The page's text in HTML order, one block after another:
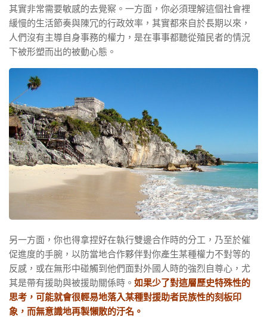
其實非常需要敏感的去覺察。一方面，你必須理解這個社會裡
緩慢的生活節奏與陳冗的行政效率，其實都來自於長期以來，
人們沒有主導自身事務的權力，是在事事都聽從殖民者的情況
下被形塑而出的被動心態。
另一方面，你也得拿捏好在執行雙邊合作時的分工，乃至於催
促進度的手腕，以防當地合作夥伴對你產生某種權力不對等的
反感，或在無形中碰觸到他們面對外國人時的強烈自尊心，尤
其是帶有援助與被援助關係時。 如果少了對這層歷史特殊性的
思考，可能就會很輕易地落入某種對援助者民族性的刻板印
象，而無意識地再製懶散的汙名。